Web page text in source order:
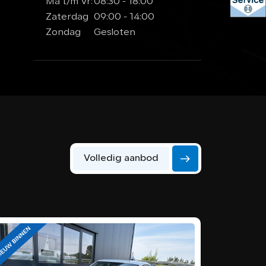
Ma t/m Vr:08:30 - 18:00
Zaterdag
09:00 - 14:00
Zondag
Gesloten
Volledig aanbod